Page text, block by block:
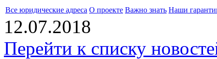
Все юридические адреса О проекте Важно знать Наши
12.07.2018
Перейти к списку